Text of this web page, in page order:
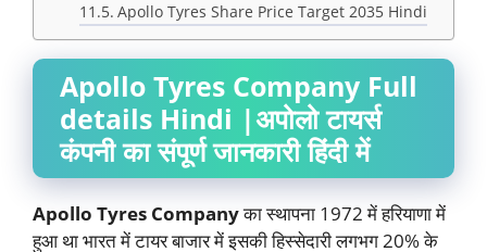
Apollo Tyres Share Price Target 2035 Hindi
Apollo Tyres Company Full
details Hindi |अपोलो टायर्स
कंपनी का संपूर्ण जानकारी हिंदी में
Apollo Tyres Companyका स्थापना 1972 में हरियाणा में
हुआ था भारत में टायर बाजार में इसकी हिस्सेदारी लगभग 20% के